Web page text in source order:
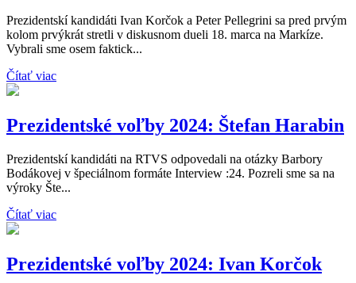
Prezidentskí kandidáti Ivan Korčok a Peter Pellegrini sa pred prvým
kolom prvýkrát stretli v diskusnom dueli 18. marca na Markíze.
Vybrali sme osem faktick...
Čítať viac
Prezidentské voľby 2024: Štefan Harabin
Prezidentskí kandidáti na RTVS odpovedali na otázky Barbory
Bodákovej v špeciálnom formáte Interview :24. Pozreli sme sa na
výroky Šte...
Čítať viac
Prezidentské voľby 2024: Ivan Korčok